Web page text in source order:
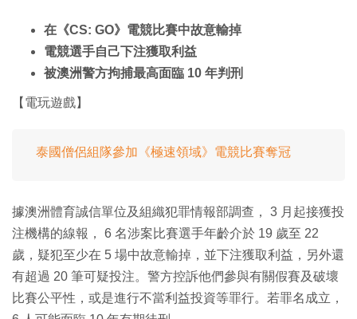
在《CS: GO》電競比賽中故意輸掉
電競選手自己下注獲取利益
被澳洲警方拘捕最高面臨 10 年判刑
【電玩遊戲】
泰國僧侶組隊參加《極速領域》電競比賽奪冠
據澳洲體育誠信單位及組織犯罪情報部調查， 3 月起接獲投
注機構的線報， 6 名涉案比賽選手年齡介於 19 歲至 22
歲，疑犯至少在 5 場中故意輸掉，並下注獲取利益，另外還
有超過 20 筆可疑投注。警方控訴他們參與有關假賽及破壞
比賽公平性，或是進行不當利益投資等罪行。若罪名成立，